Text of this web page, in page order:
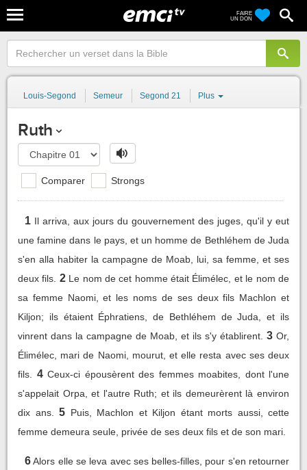
FAIRE
UN DON
Louis-Segond Semeur Segond 21 Plus
Ruth
Comparer Strongs
1 Il arriva, aux jours du gouvernement des juges, qu'il y eut
une famine dans le pays, et un homme de Bethléhem de Juda
s'en alla habiter la campagne de Moab, lui, sa femme, et ses
deux fils. 2 Le nom de cet homme était Élimélec, et le nom de
sa femme Naomi, et les noms de ses deux fils Machlon et
Kiljon; ils étaient Éphratiens, de Bethléhem de Juda, et ils
vinrent dans la campagne de Moab, et ils s'y établirent. 3 Or,
Élimélec, mari de Naomi, mourut, et elle resta avec ses deux
fils.
4 Ceux-ci épousèrent des femmes moabites, dont l'une
s'appelait Orpa, et l'autre Ruth; et ils demeurèrent là environ
dix ans.
5 Puis, Machlon et Kiljon étant morts aussi, cette
femme demeura seule, privée de ses deux fils et de son mari.
6 Alors elle se leva avec ses belles-filles, pour s'en retourner